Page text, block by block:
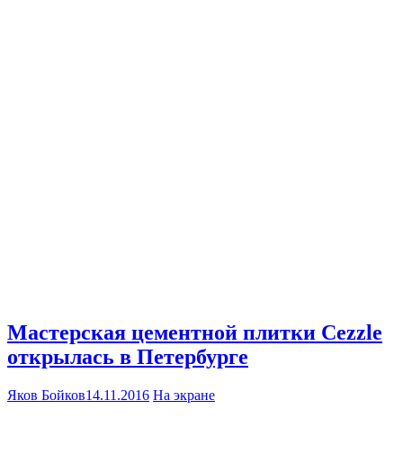
Мастерская цементной плитки Cezzle
открылась в Петербурге
Яков Бойков14.11.2016 На экране